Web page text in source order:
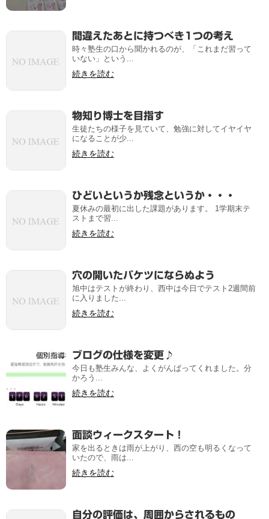
間違えたあとに持つべき1つの考え
時々塾生の口から聞かれるのが、「これまだ習って
いない」という...
続きを読む
物知り博士を目指す
生徒たちの様子を見ていて、勉強に対してイヤイヤ
になることが少...
続きを読む
ひどいというか残念というか・・・
夏休みの最初に出した課題があります。 1学期末テ
ストまで習...
続きを読む
穴の開いたバケツにならぬよう
旭中はテストが終わり、西中は今日でテスト2週間前
に入りました...
続きを読む
ブログの仕様を変更♪
今日も塾生みんな、よくがんばってくれました。分
かろう...
続きを読む
面談ウィークスタート！
家を出るときは雨が上がり、西の空も明るくなって
いたので、雨は...
続きを読む
自分の評価は、周囲からされるもの